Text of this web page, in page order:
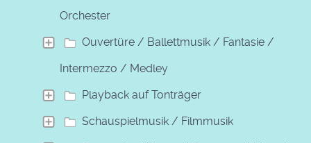
Orchester
Ouvertüre / Ballettmusik / Fantasie /
Intermezzo / Medley
Playback auf Tonträger
Schauspielmusik / Filmmusik